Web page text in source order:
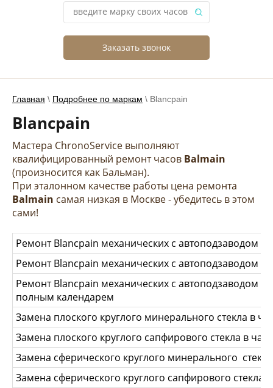
Заказать звонок
Главная \ Подробнее по маркам \ Blancpain
Blancpain
Мастера ChronoService выполняют
квалифицированный ремонт часов Balmain
(произносится как Бальман).
При эталонном качестве работы цена ремонта
Balmain самая низкая в Москве - убедитесь в этом
сами!
Ремонт Blancpain механических с автоподзаводом
Ремонт Blancpain механических с автоподзаводом
Ремонт Blancpain механических с автоподзаводом с
полным календарем
Замена плоского круглого минерального стекла в
Замена плоского круглого сапфирового стекла в
Замена сферического круглого минерального
Замена сферического круглого сапфирового стекла